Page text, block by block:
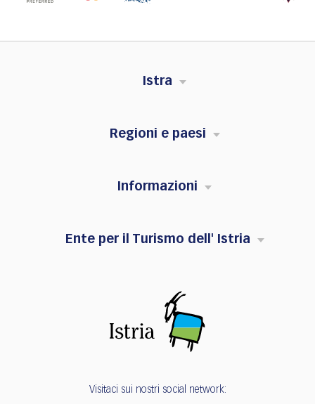
Istra
Regioni e paesi
Informazioni
Ente per il Turismo dell' Istria
Visitaci sui nostri social network: